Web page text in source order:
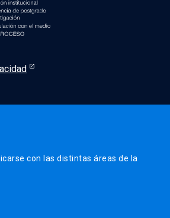
con las distintas áreas de la